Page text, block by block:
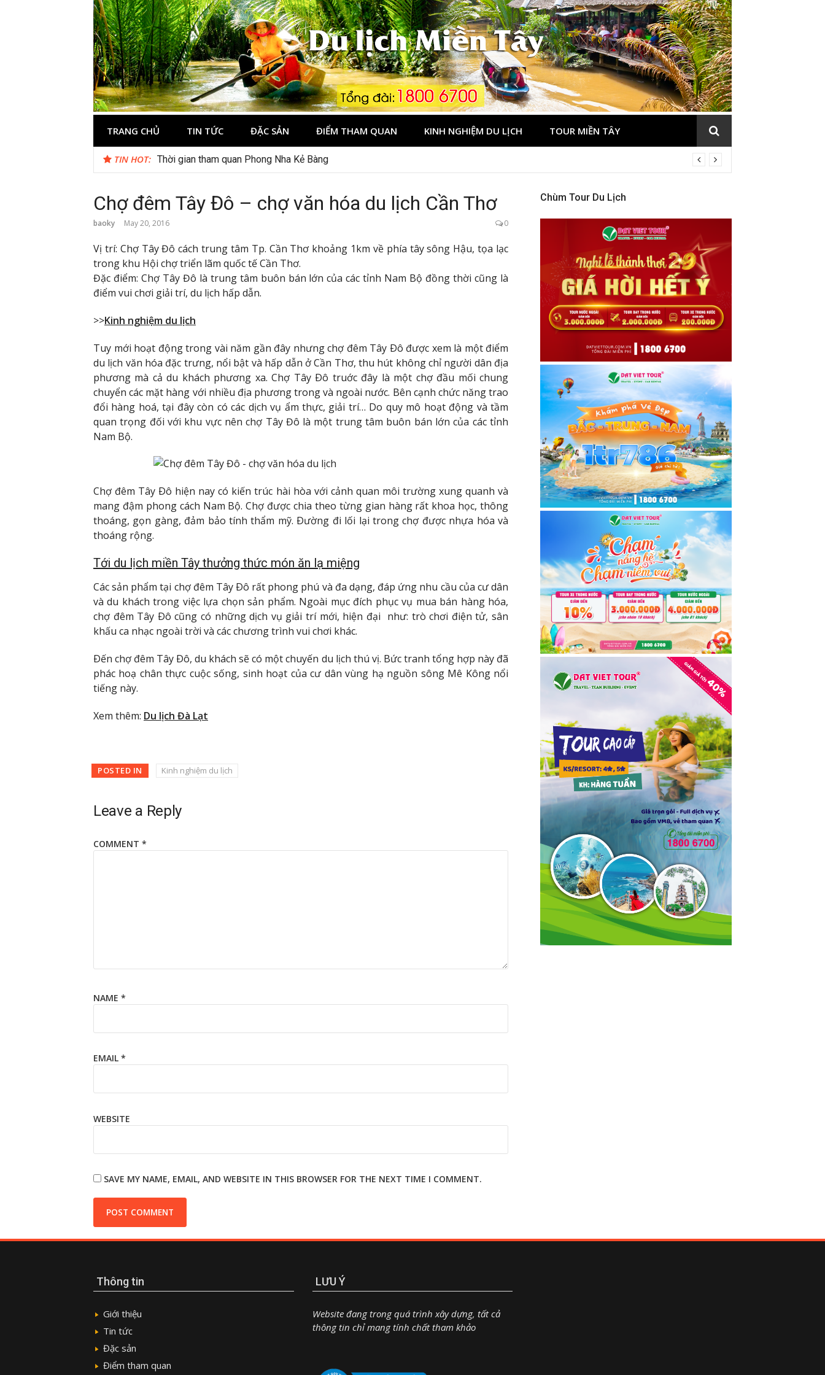
Du lịch Miền Tây
TRANG CHỦ TIN TỨC ĐẶC SẢN ĐIỂM THAM QUAN KINH NGHIỆM DU LỊCH TOUR MIỀN TÂY
TIN HOT: Thời gian tham quan Phong Nha Kẻ Bàng
Chợ đêm Tây Đô – chợ văn hóa du lịch Cần Thơ
baoky May 20, 2016 0
Vị trí: Chợ Tây Đô cách trung tâm Tp. Cần Thơ khoảng 1km về phía tây sông Hậu, tọa lạc
trong khu Hội chợ triển lãm quốc tế Cần Thơ.
Đặc điểm: Chợ Tây Đô là trung tâm buôn bán lớn của các tỉnh Nam Bộ đồng thời cũng là
điểm vui chơi giải trí, du lịch hấp dẫn.
>>Kinh nghiệm du lịch
Tuy mới hoạt động trong vài năm gần đây nhưng chợ đêm Tây Ðô được xem là một điểm
du lịch văn hóa đặc trưng, nổi bật và hấp dẫn ở Cần Thơ, thu hút không chỉ người dân địa
phương mà cả du khách phương xa. Chợ Tây Ðô truớc đây là một chợ đầu mối chung
chuyển các mặt hàng với nhiều địa phương trong và ngoài nước. Bên cạnh chức năng trao
đổi hàng hoá, tại đây còn có các dịch vụ ẩm thực, giải trí… Do quy mô hoạt động và tầm
quan trọng đối với khu vực nên chợ Tây Đô là một trung tâm buôn bán lớn của các tỉnh
Nam Bộ.
Chợ đêm Tây Ðô hiện nay có kiến trúc hài hòa với cảnh quan môi trường xung quanh và
mang đậm phong cách Nam Bộ. Chợ được chia theo từng gian hàng rất khoa học, thông
thoáng, gọn gàng, đảm bảo tính thẩm mỹ. Ðường đi lối lại trong chợ được nhựa hóa và
thoáng rộng.
Tới du lịch miền Tây thưởng thức món ăn lạ miệng
Các sản phẩm tại chợ đêm Tây Ðô rất phong phú và đa dạng, đáp ứng nhu cầu của cư dân
và du khách trong việc lựa chọn sản phẩm. Ngoài mục đích phục vụ mua bán hàng hóa,
chợ đêm Tây Ðô cũng có những dịch vụ giải trí mới, hiện đại như: trò chơi điện tử, sân
khấu ca nhạc ngoài trời và các chương trình vui chơi khác.
Ðến chợ đêm Tây Ðô, du khách sẽ có một chuyến du lịch thú vị. Bức tranh tổng hợp này đã
phác hoạ chân thực cuộc sống, sinh hoạt của cư dân vùng hạ nguồn sông Mê Kông nổi
tiếng này.
Xem thêm: Du lịch Đà Lạt
POSTED IN Kinh nghiệm du lịch
Leave a Reply
COMMENT *
NAME *
EMAIL *
WEBSITE
SAVE MY NAME, EMAIL, AND WEBSITE IN THIS BROWSER FOR THE NEXT TIME I COMMENT.
Chùm Tour Du Lịch
Thông tin
Giới thiệu
Tin tức
Đặc sản
Điểm tham quan
LƯU Ý
Website đang trong quá trình xây dựng, tất cả
thông tin chỉ mang tính chất tham khảo